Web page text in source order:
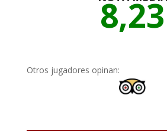
8,23
Otros jugadores opinan: